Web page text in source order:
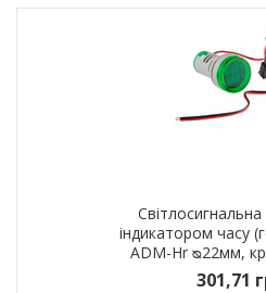
індикатором часу
ADM-Hr ᴓ22мм,
301,71